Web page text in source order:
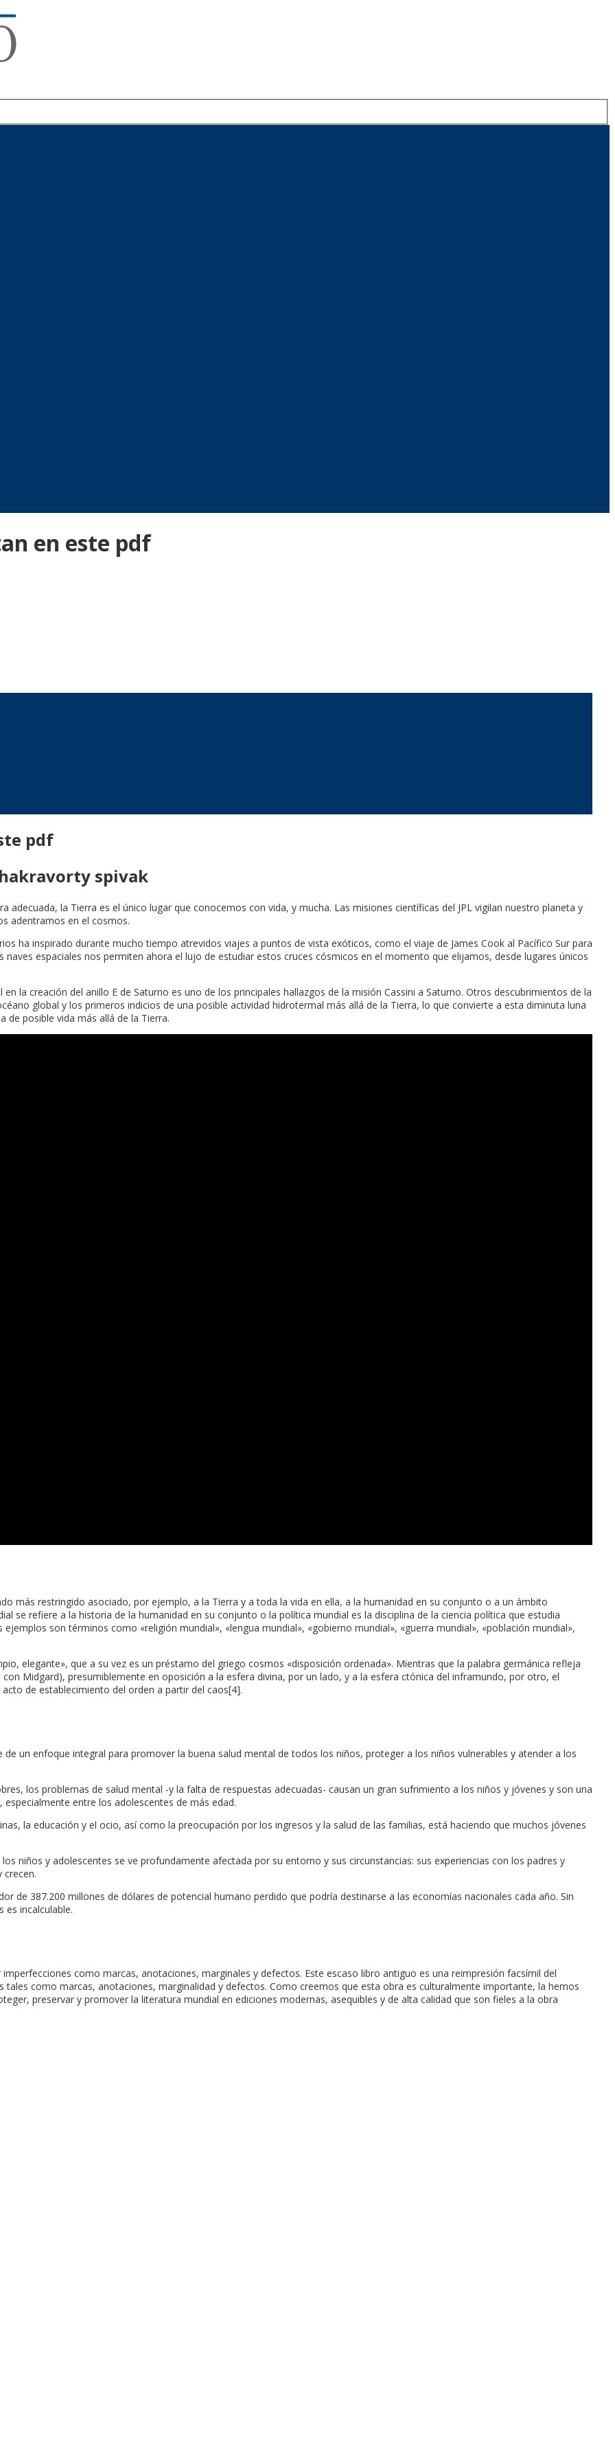
en este pdf
pdf
spivak
la Tierra es el único lugar que conocemos con vida, y mucha. Las misiones científicas del JPL vigilan nuestro planeta y
adentramos en el cosmos.
ha inspirado durante mucho tiempo atrevidos viajes a puntos de vista exóticos, como el viaje de James Cook al Pacífico Sur para
naves espaciales nos permiten ahora el lujo de estudiar estos cruces cósmicos en el momento que elijamos, desde lugares únicos
la creación del anillo E de Saturno es uno de los principales hallazgos de la misión Cassini a Saturno. Otros descubrimientos de la
global y los primeros indicios de una posible actividad hidrotermal más allá de la Tierra, lo que convierte a esta diminuta luna
de posible vida más allá de la Tierra.
más restringido asociado, por ejemplo, a la Tierra y a toda la vida en ella, a la humanidad en su conjunto o a un ámbito
se refiere a la historia de la humanidad en su conjunto o la política mundial es la disciplina de la ciencia política que estudia
son términos como «religión mundial», «lengua mundial», «gobierno mundial», «guerra mundial», «población mundial»,
elegante», que a su vez es un préstamo del griego cosmos «disposición ordenada». Mientras que la palabra germánica refleja
Midgard), presumiblemente en oposición a la esfera divina, por un lado, y a la esfera ctónica del inframundo, por otro, el
de establecimiento del orden a partir del caos[4].
un enfoque integral para promover la buena salud mental de todos los niños, proteger a los niños vulnerables y atender a los
los problemas de salud mental -y la falta de respuestas adecuadas- causan un gran sufrimiento a los niños y jóvenes y son una
entre los adolescentes de más edad.
la educación y el ocio, así como la preocupación por los ingresos y la salud de las familias, está haciendo que muchos jóvenes
niños y adolescentes se ve profundamente afectada por su entorno y sus circunstancias: sus experiencias con los padres y
crecen.
de 387.200 millones de dólares de potencial humano perdido que podría destinarse a las economías nacionales cada año. Sin
es incalculable.
como marcas, anotaciones, marginales y defectos. Este escaso libro antiguo es una reimpresión facsímil del
como marcas, anotaciones, marginalidad y defectos. Como creemos que esta obra es culturalmente importante, la hemos
preservar y promover la literatura mundial en ediciones modernas, asequibles y de alta calidad que son fieles a la obra